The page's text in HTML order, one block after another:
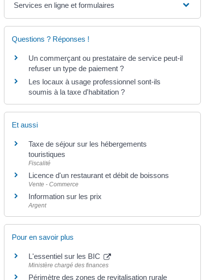
Services en ligne et formulaires
Questions ? Réponses !
Un commerçant ou prestataire de service peut-il
refuser un type de paiement ?
Les locaux à usage professionnel sont-ils
soumis à la taxe d'habitation ?
Et aussi
Taxe de séjour sur les hébergements
touristiques
Fiscalité
Licence d'un restaurant et débit de boissons
Vente - Commerce
Information sur les prix
Argent
Pour en savoir plus
L'essentiel sur les BIC
Ministère chargé des finances
Périmètre des zones de revitalisation rurale